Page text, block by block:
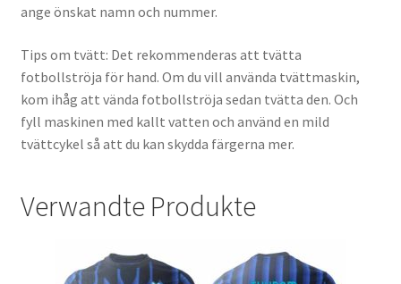
ange önskat namn och nummer.
Tips om tvätt: Det rekommenderas att tvätta
fotbollströja för hand. Om du vill använda tvättmaskin,
kom ihåg att vända fotbollströja sedan tvätta den. Och
fyll maskinen med kallt vatten och använd en mild
tvättcykel så att du kan skydda färgerna mer.
Verwandte Produkte